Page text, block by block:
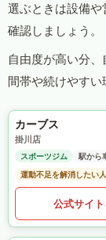
選ぶときは設備
確認しましょう。
自由度が高い分
間帯や続けやすい
カーブス
掛川店
スポーツジム
駅から
運動不足を解消したい人
公式サイ